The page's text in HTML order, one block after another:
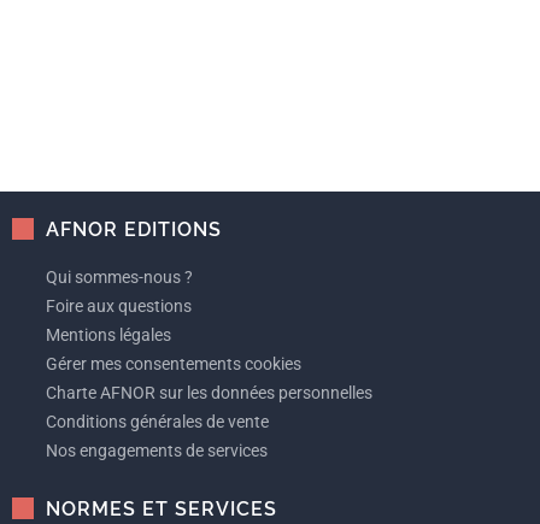
AFNOR EDITIONS
Qui sommes-nous ?
Foire aux questions
Mentions légales
Gérer mes consentements cookies
Charte AFNOR sur les données personnelles
Conditions générales de vente
Nos engagements de services
NORMES ET SERVICES